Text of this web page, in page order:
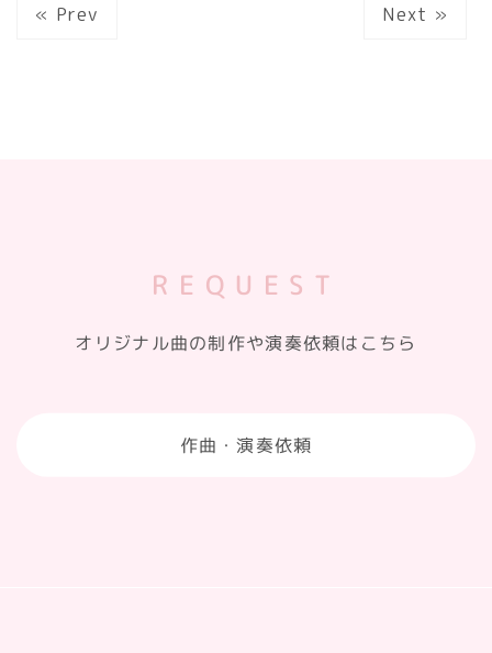
« Prev Next »
REQUEST
オリジナル曲の制作や演奏依頼はこちら
作曲・演奏依頼